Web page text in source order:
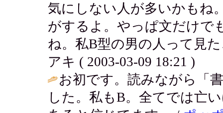
気にしない人が多いかもね
がするよ。やっぱ文だけで
ね。私B型の男の人って見
アキ ( 2003-03-09 18:21 )
お初です。読みながら「
した。私もB。全てでは亡